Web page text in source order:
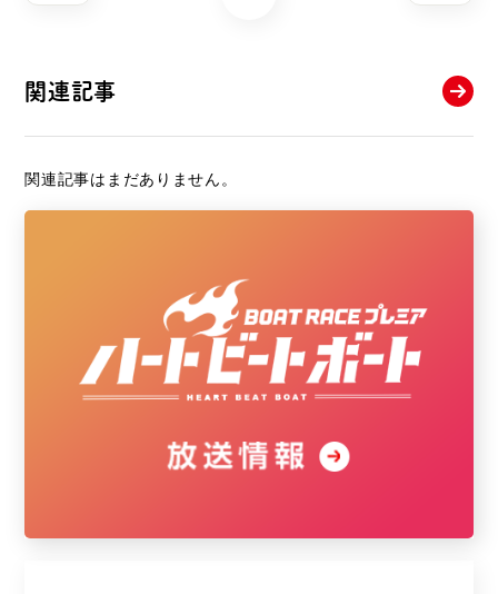
関連記事
関連記事はまだありません。